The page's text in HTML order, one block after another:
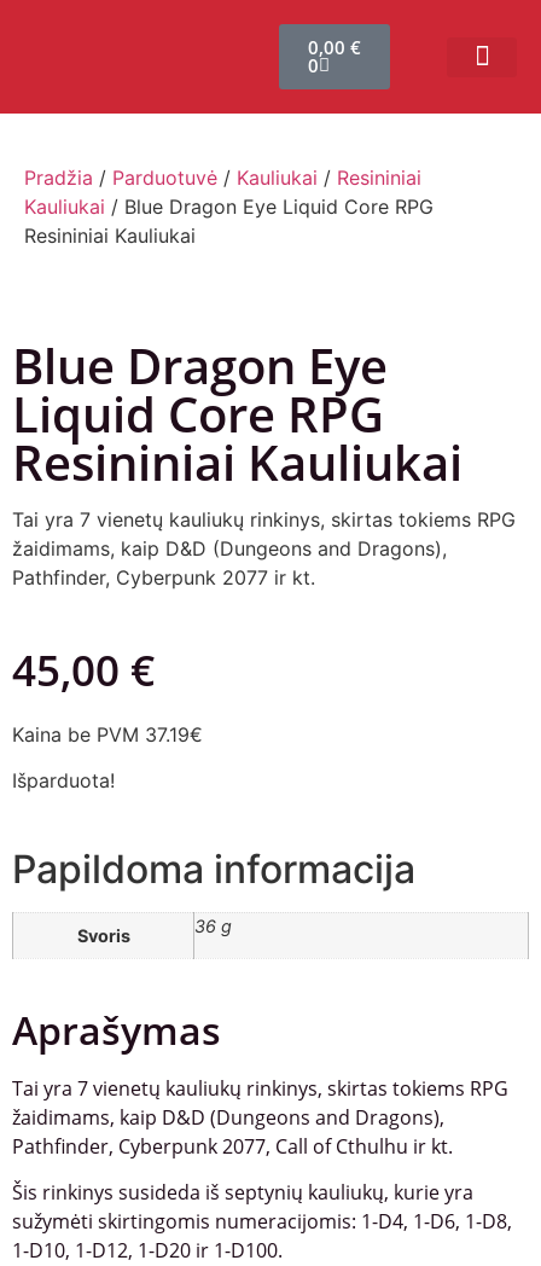
0,00€
0
Pradžia / Parduotuvė / Kauliukai / Resininiai
Kauliukai / Blue Dragon Eye Liquid Core RPG
Resininiai Kauliukai
Blue Dragon Eye
Liquid Core RPG
Resininiai Kauliukai
Tai yra 7 vienetų kauliukų rinkinys, skirtas tokiems RPG
žaidimams, kaip D&D (Dungeons and Dragons),
Pathfinder, Cyberpunk 2077 ir kt.
45,00 €
Kaina be PVM 37.19€
Išparduota!
Papildoma informacija
Svoris 36 g
Aprašymas
Tai yra 7 vienetų kauliukų rinkinys, skirtas tokiems RPG
žaidimams, kaip D&D (Dungeons and Dragons),
Pathfinder, Cyberpunk 2077, Call of Cthulhu ir kt.
Šis rinkinys susideda iš septynių kauliukų, kurie yra
sužymėti skirtingomis numeracijomis: 1-D4, 1-D6, 1-D8,
1-D10, 1-D12, 1-D20 ir 1-D100.